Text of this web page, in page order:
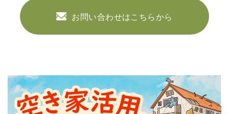
お問い合わせはこちらから